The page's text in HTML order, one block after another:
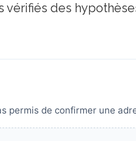
des
permis de confirmer une